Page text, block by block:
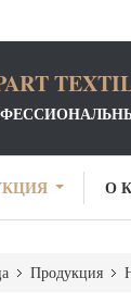
О
Продукция